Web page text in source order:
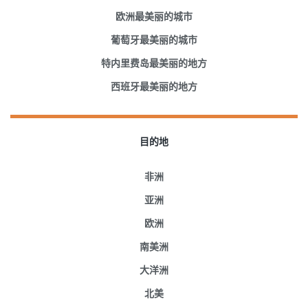
欧洲最美丽的城市
葡萄牙最美丽的城市
特内里费岛最美丽的地方
西班牙最美丽的地方
目的地
非洲
亚洲
欧洲
南美洲
大洋洲
北美